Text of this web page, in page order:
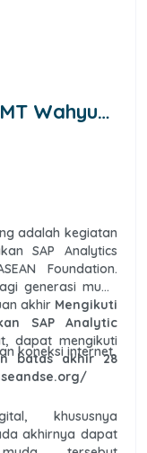
Wahyu
adalah kegiatan
SAP Analytics
Foundation.
generasi muda
akhir Mengikuti
SAP Analytic
dapat mengikuti
batas akhir 28
koneksi internet.
khususnya
akhirnya dapat